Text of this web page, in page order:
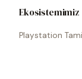
Ekosistemimiz
Playstation